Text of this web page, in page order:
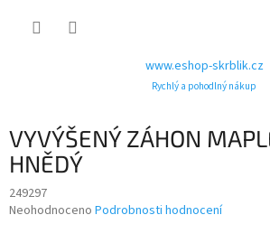
www.eshop-skrblik.cz
Rychlý a pohodlný nákup
VYVÝŠENÝ ZÁHON
HNĚDÝ
249297
Průměrné
Neohodnoceno Podrobnosti hodnocení